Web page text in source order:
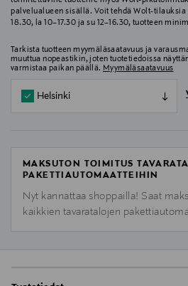
palvelualueen sisällä. Voit tehdä Wolt-tilauksia
18.30, la 10–17.30 ja su 12–16.30, tuotteen
Tarkista tuotteen myymäläsaatavuus ja
muuttua nopeastikin, joten tuotetiedoissa
varmistaa paikan päällä. Myymäläsaatavuus
Helsinki
MAKSUTON TOIMITUS
PAKETTIAUTOMAATTEIHIN
Nyt kannattaa shoppailla! Saat
kaikkien tavaratalojen